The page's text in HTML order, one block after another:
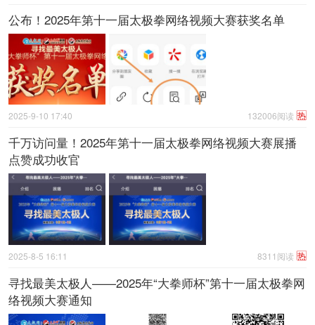
公布！2025年第十一届太极拳网络视频大赛获奖名单
热
132006阅读
2025-9-10 17:40
千万访问量！2025年第十一届太极拳网络视频大赛展播
点赞成功收官
热
8311阅读
2025-8-5 16:11
寻找最美太极人——2025年“大拳师杯”第十一届太极拳网
络视频大赛通知